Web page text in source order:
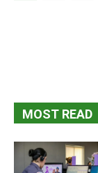
MOST READ